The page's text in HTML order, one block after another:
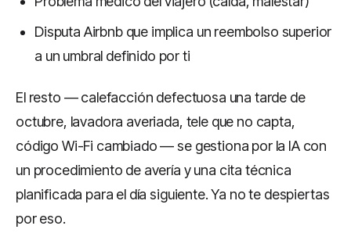
Disputa Airbnb que implica un reembolso superior
a un umbral definido por ti
El resto — calefacción defectuosa una tarde de
octubre, lavadora averiada, tele que no capta,
código Wi-Fi cambiado — se gestiona por la IA con
un procedimiento de avería y una cita técnica
planificada para el día siguiente. Ya no te despiertas
por eso.